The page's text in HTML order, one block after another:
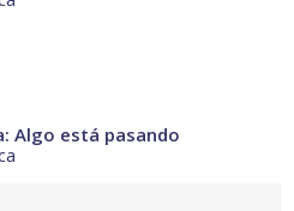
Algo está pasando